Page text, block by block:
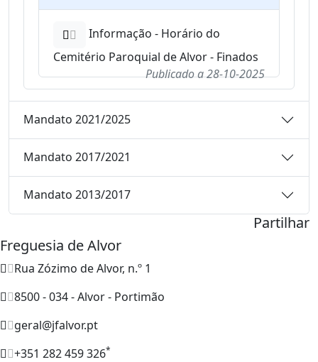
Informação - Horário do
Cemitério Paroquial de Alvor - Finados
Publicado a28-10-2025
Mandato 2021/2025
Mandato 2017/2021
Mandato 2013/2017
Partilhar
Freguesia de Alvor
Rua Zózimo de Alvor, n.º 1
8500 - 034 - Alvor - Portimão
geral@jfalvor.pt
+351 282 459 326*